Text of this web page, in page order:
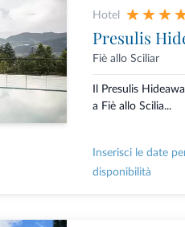
Hotel
Presulis
Fiè allo Sciliar
Il Presulis
a Fiè allo Scilia...
Inserisci le date
disponibilità